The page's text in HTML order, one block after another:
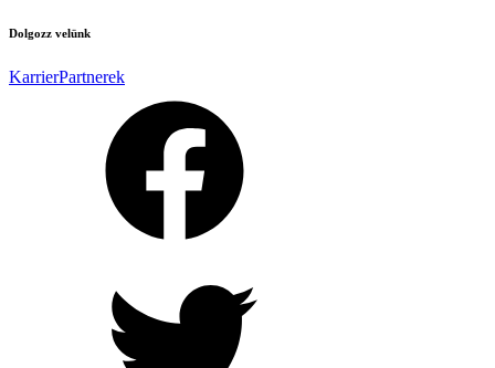
Dolgozz velünk
KarrierPartnerek